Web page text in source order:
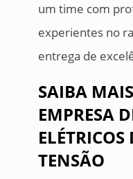
um time com
experientes no
entrega de
SAIBA
EMPRESA
TENSÃO